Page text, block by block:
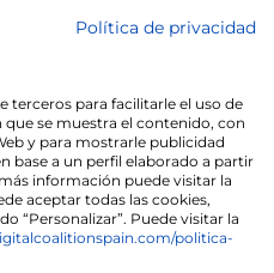
to give you the most
Política de privacidad
terceros para facilitarle el uso de
que se muestra el contenido, con
y para mostrarle publicidad
base a un perfil elaborado a partir
información puede visitar la
aceptar todas las cookies,
“Personalizar”. Puede visitar la
politica-